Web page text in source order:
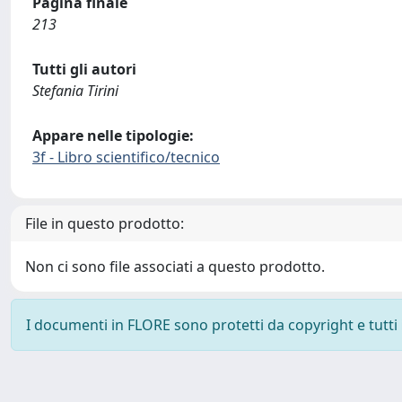
213
Tutti gli autori
Stefania Tirini
Appare nelle tipologie:
3f - Libro scientifico/tecnico
File in questo prodotto:
Non ci sono file associati a questo prodotto.
I documenti in FLORE sono protetti da copyright e